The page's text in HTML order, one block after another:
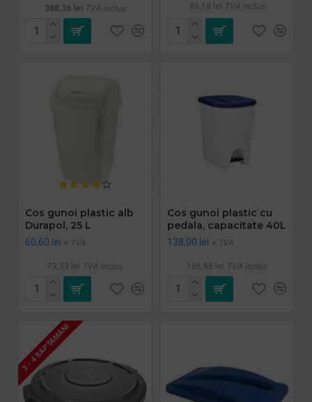
388,36 lei TVA inclus 86,18 lei TVA inclus
Cos gunoi plastic alb
Durapol, 25 L
60,60 lei + TVA
73,33 lei TVA inclus
Cos gunoi plastic cu
pedala, capacitate 40L
138,00 lei + TVA
166,98 lei TVA inclus
3 - 4 SAPTAMANI